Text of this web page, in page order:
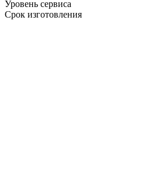
Уровень сервиса
Срок изготовления